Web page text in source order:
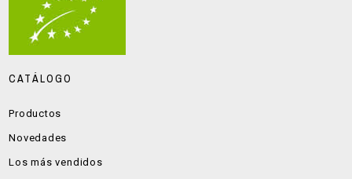
CATÁLOGO
Productos
Novedades
Los más vendidos